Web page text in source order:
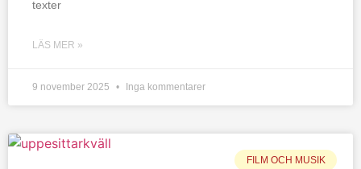
texter
LÄS MER »
9 november 2025 Inga kommentarer
FILM OCH MUSIK